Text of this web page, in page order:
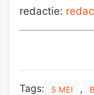
redactie:
Tags: 5 MEI ,